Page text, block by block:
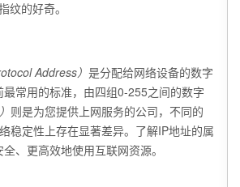
纹的好奇。
Address） 是分配给网络设备的数字
常用的标准，由四组0-255之间的数字
则是为您提供上网服务的公司，不同的
稳定性上存在显著差异。了解IP地址的属
、更高效地使用互联网资源。